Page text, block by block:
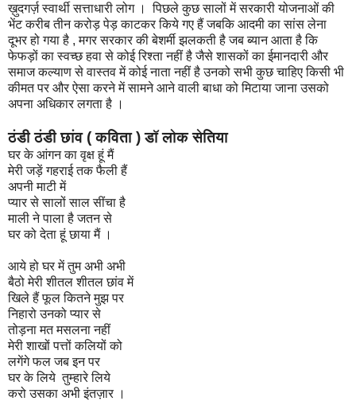
ख़ुदगर्ज़ स्वार्थी सत्ताधारी लोग । पिछले कुछ सालों में सरकारी योजनाओं की
भेंट करीब तीन करोड़ पेड़ काटकर किये गए हैं जबकि आदमी का सांस लेना
दूभर हो गया है , मगर सरकार की बेशर्मी झलकती है जब ब्यान आता है कि
फेफड़ों का स्वच्छ हवा से कोई रिश्ता नहीं है जैसे शासकों का ईमानदारी और
समाज कल्याण से वास्तव में कोई नाता नहीं है उनको सभी कुछ चाहिए किसी भी
कीमत पर और ऐसा करने में सामने आने वाली बाधा को मिटाया जाना उसको
अपना अधिकार लगता है ।
ठंडी ठंडी छांव ( कविता ) डॉ लोक सेतिया
घर के आंगन का वृक्ष हूं मैं
मेरी जड़ें गहराई तक फैली हैं
अपनी माटी में
प्यार से सालों साल सींचा है
माली ने पाला है जतन से
घर को देता हूं छाया मैं ।
आये हो घर में तुम अभी अभी
बैठो मेरी शीतल शीतल छांव में
खिले हैं फूल कितने मुझ पर
निहारो उनको प्यार से
तोड़ना मत मसलना नहीं
मेरी शाखों पत्तों कलियों को
लगेंगे फल जब इन पर
घर के लिये तुम्हारे लिये
करो उसका अभी इंतज़ार ।